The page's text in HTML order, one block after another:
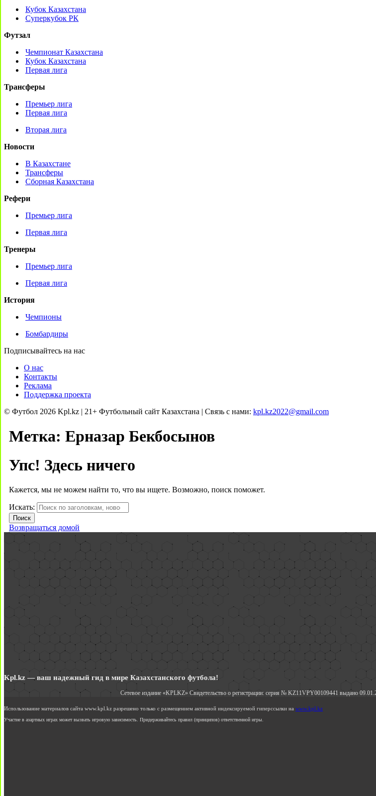
Кубок Казахстана
Суперкубок РК
Футзал
Чемпионат Казахстана
Кубок Казахстана
Первая лига
Трансферы
Премьер лига
Первая лига
Вторая лига
Новости
В Казахстане
Трансферы
Сборная Казахстана
Рефери
Премьер лига
Первая лига
Тренеры
Премьер лига
Первая лига
История
Чемпионы
Бомбардиры
Подписывайтесь на нас
О нас
Контакты
Реклама
Поддержка проекта
© Футбол 2026 Kpl.kz | 21+ Футбольный сайт Казахстана | Связь с нами: kpl.kz2022@gmail.com
Метка: Ерназар Бекбосынов
Упс! Здесь ничего
Кажется, мы не можем найти то, что вы ищете. Возможно, поиск поможет.
Искать:
Возвращаться домой
Kpl.kz — ваш надежный гид в мире Казахстанского футбола!
Сетевое издание «KPLKZ» Свидетельство о регистрации: серия № KZ11VPY00109441 выдано
Использование материалов сайта www.kpl.kz разрешено только с размещением активной индексируемой гиперссылки на www.kpl.kz
Участие в азартных играх может вызвать игровую зависимость. Придерживайтесь правил (принципов) ответственной игры.